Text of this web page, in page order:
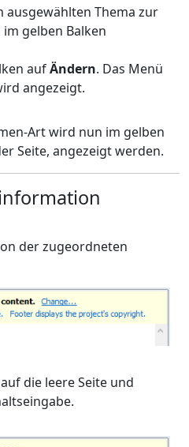
ausgewählten Thema zur
gelben Balken
aufÄndern. Das Menü
angezeigt.
Art wird nun im gelben
Seite, angezeigt werden.
der zugeordneten
die leere Seite und